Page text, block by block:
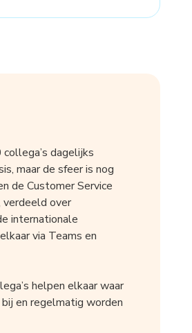
dagelijks
maar de sfeer is nog
de Customer Service
verdeeld over
internationale
via Teams en
helpen elkaar waar
en regelmatig worden